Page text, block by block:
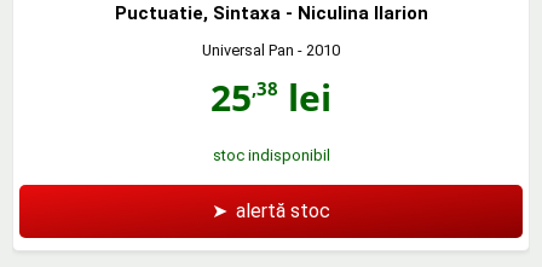
Puctuatie, Sintaxa - Niculina Ilarion
Universal Pan - 2010
25,38 lei
stoc indisponibil
➤ alertă stoc